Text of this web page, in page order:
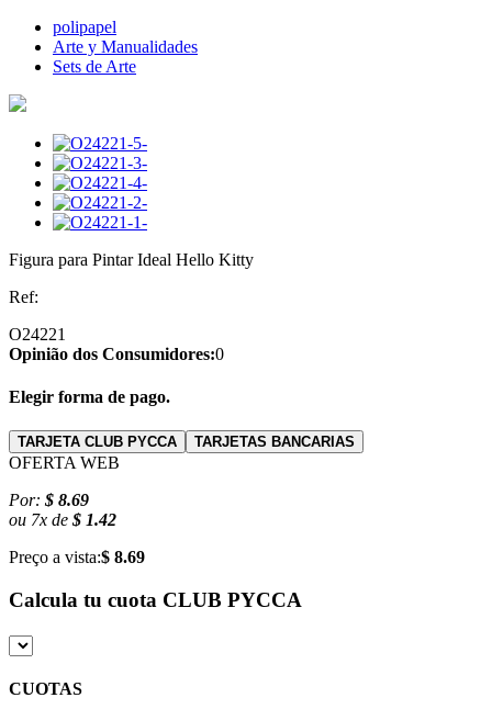
polipapel
Arte y Manualidades
Sets de Arte
Figura para Pintar Ideal Hello Kitty
Ref:
O24221
Opinião dos Consumidores:0
Elegir forma de pago.
TARJETA CLUB PYCCA TARJETAS BANCARIAS
OFERTA WEB
Por: $ 8.69
ou 7x de $ 1.42
Preço a vista:$ 8.69
Calcula tu cuota CLUB PYCCA
CUOTAS